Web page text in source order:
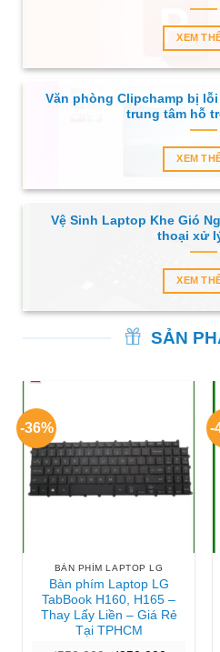
XEM
Văn phòng Clipchamp bị
trung tâm hỗ
XEM
Vệ Sinh Laptop Khe Gió
thoại xử
XEM
SẢN
-36%
BÀN PHÍM LAPTOP LG
Bàn phím Laptop LG
TabBook H160, H165 –
Thay Lấy Liền – Giá Rẻ
Tại TPHCM
-